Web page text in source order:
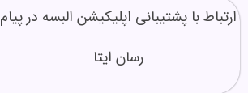
ارتباط با پشتیبانی اپلیکیشن البسه در پیام
رسان ایتا